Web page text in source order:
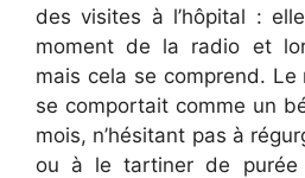
des visites à l’hôpital :
moment de la radio et
mais cela se comprend.
se comportait comme un
mois, n’hésitant pas à
ou à le tartiner de